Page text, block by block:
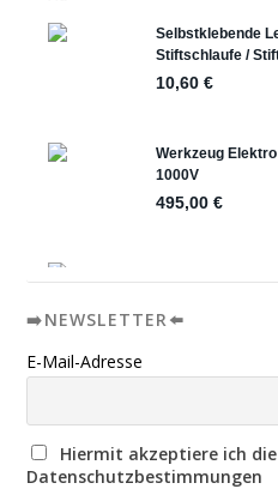
➡️NEWSLETTER⬅️
E-Mail-Adresse
Hiermit akzeptiere ich die
Datenschutzbestimmungen